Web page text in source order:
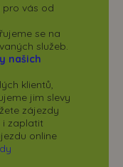
pro vás od
se na
služeb.
našich
klientů,
jim slevy
zájezdy
zaplatit
online